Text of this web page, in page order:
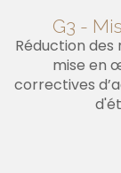
G3 -
Réduction des
mise en
correctives